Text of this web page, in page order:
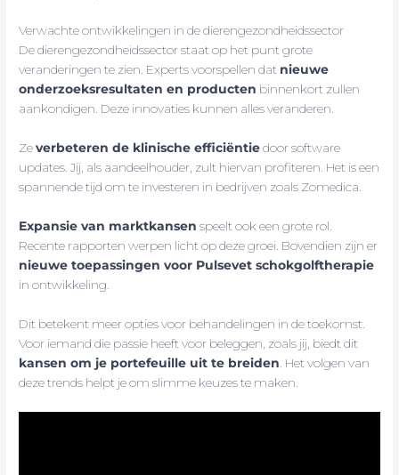
Verwachte ontwikkelingen in de dierengezondheidssector
De dierengezondheidssector staat op het punt grote
veranderingen te zien. Experts voorspellen dat nieuwe
onderzoeksresultaten en producten binnenkort zullen
aankondigen. Deze innovaties kunnen alles veranderen.
Zeverbeteren de klinische efficiëntiedoor software
updates. Jij, als aandeelhouder, zult hiervan profiteren. Het is een
spannende tijd om te investeren in bedrijven zoals Zomedica.
Expansie van marktkansen speelt ook een grote rol.
Recente rapporten werpen licht op deze groei. Bovendien zijn er
nieuwe toepassingen voor Pulsevet schokgolftherapie
in ontwikkeling.
Dit betekent meer opties voor behandelingen in de toekomst.
Voor iemand die passie heeft voor beleggen, zoals jij, biedt dit
kansen om je portefeuille uit te breiden . Het volgen van
deze trends helpt je om slimme keuzes te maken.